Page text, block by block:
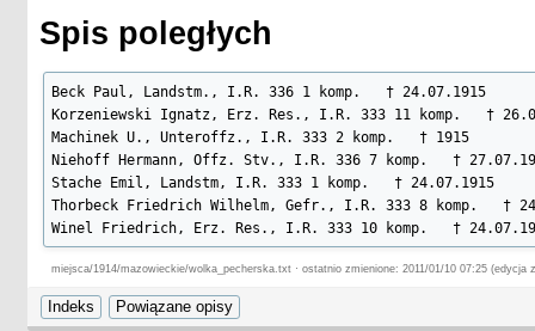
Spis poległych
Beck Paul, Landstm., I.R. 336 1 komp.   † 24.07.1915
Korzeniewski Ignatz, Erz. Res., I.R. 333 11 komp.   †
Machinek U., Unteroffz., I.R. 333 2 komp.   † 1915
Niehoff Hermann, Offz. Stv., I.R. 336 7 komp.   †
Stache Emil, Landstm, I.R. 333 1 komp.   † 24.07.1915
Thorbeck Friedrich Wilhelm, Gefr., I.R. 333 8 komp.   †
Winel Friedrich, Erz. Res., I.R. 333 10 komp.   †
miejsca/1914/mazowieckie/wolka_pecherska.txt · ostatnio zmienione: 2011/01/10 07:25 (edycja